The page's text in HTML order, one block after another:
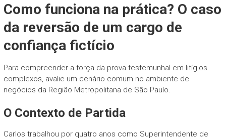
Como funciona na prática? O caso
da reversão de um cargo de
confiança fictício
Para compreender a força da prova testemunhal em litígios
complexos, avalie um cenário comum no ambiente de
negócios da Região Metropolitana de São Paulo.
O Contexto de Partida
Carlos trabalhou por quatro anos como Superintendente de